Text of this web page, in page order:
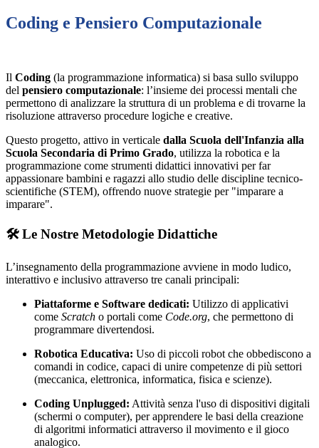
Coding e Pensiero Computazionale
Il Coding (la programmazione informatica) si basa sullo sviluppo
del pensiero computazionale: l’insieme dei processi mentali che
permettono di analizzare la struttura di un problema e di trovarne la
risoluzione attraverso procedure logiche e creative.
Questo progetto, attivo in verticale dalla Scuola dell'Infanzia alla
Scuola Secondaria di Primo Grado, utilizza la robotica e la
programmazione come strumenti didattici innovativi per far
appassionare bambini e ragazzi allo studio delle discipline tecnico-
scientifiche (STEM), offrendo nuove strategie per "imparare a
imparare".
🛠️ Le Nostre Metodologie Didattiche
L’insegnamento della programmazione avviene in modo ludico,
interattivo e inclusivo attraverso tre canali principali:
Piattaforme e Software dedicati: Utilizzo di applicativi
come Scratch o portali come Code.org, che permettono di
programmare divertendosi.
Robotica Educativa: Uso di piccoli robot che obbediscono a
comandi in codice, capaci di unire competenze di più settori
(meccanica, elettronica, informatica, fisica e scienze).
Coding Unplugged: Attività senza l'uso di dispositivi digitali
(schermi o computer), per apprendere le basi della creazione
di algoritmi informatici attraverso il movimento e il gioco
analogico.